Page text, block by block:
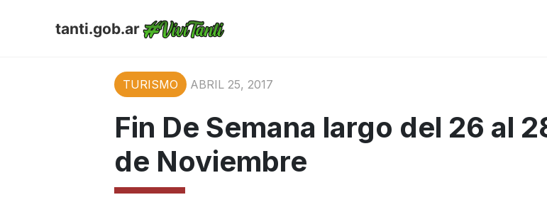
tanti.gob.ar
TURISMO ABRIL 25, 2017
Fin De Semana largo del 26 al
de Noviembre